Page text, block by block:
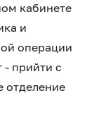
кабинете
и
операции
- прийти с
отделение